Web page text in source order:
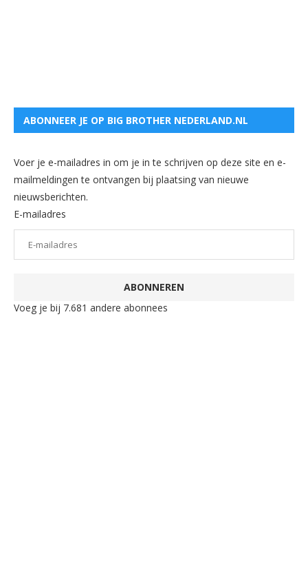
ABONNEER JE OP BIG BROTHER NEDERLAND.NL
Voer je e-mailadres in om je in te schrijven op deze site en e-
mailmeldingen te ontvangen bij plaatsing van nieuwe
nieuwsberichten.
E-mailadres
ABONNEREN
Voeg je bij 7.681 andere abonnees